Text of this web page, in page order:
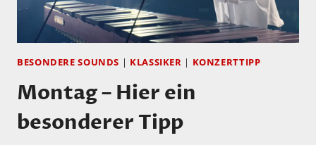
BESONDERE SOUNDS | KLASSIKER | KONZERTTIPP
Montag – Hier ein
besonderer Tipp